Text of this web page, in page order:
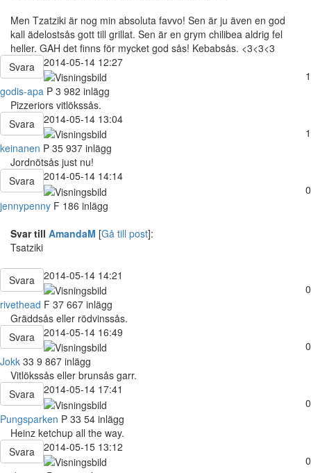
Men Tzatziki är nog min absoluta favvo! Sen är ju även en god
kall ädelostsås gott till grillat. Sen är en grym chilibea aldrig fel
heller. GAH det finns för mycket god sås! Kebabsås. <3<3<3
Svara
2014-05-14 12:27
1
godis-apa P 3 982 inlägg
Pizzeriors vitlökssås.
Svara
2014-05-14 13:04
1
keinanen P 35 937 inlägg
Jordnötsås just nu!
Svara
2014-05-14 14:14
0
jennypenny F 186 inlägg
Svar till AmandaM [Gå till post]:
Tsatziki
Svara
2014-05-14 14:21
0
rivethead F 37 667 inlägg
Gräddsås eller rödvinssås.
Svara
2014-05-14 16:49
0
Jokk 33 9 867 inlägg
Vitlökssås eller brunsås garr.
Svara
2014-05-14 17:41
0
Pungsparken P 33 54 inlägg
Heinz ketchup all the way.
Svara
2014-05-15 13:12
0